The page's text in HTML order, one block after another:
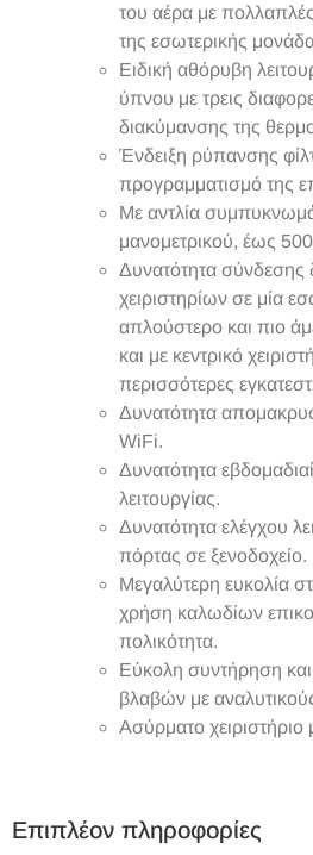
του αέρα με
της εσωτερικής
Ειδική αθόρυβη
ύπνου με τρεις
διακύμανσης της
Ένδειξη ρύπανσης
προγραμματισμό της
Με αντλία
μανομετρικού, έως
Δυνατότητα
χειριστηρίων σε μία
απλούστερο και πιο
και με κεντρικό
περισσότερες
Δυνατότητα
WiFi.
Δυνατότητα
λειτουργίας.
Δυνατότητα ελέγχου
πόρτας σε ξενοδοχείο.
Μεγαλύτερη ευκολία
χρήση καλωδίων
πολικότητα.
Εύκολη συντήρηση
βλαβών με
Ασύρματο
Επιπλέον πληροφορίες